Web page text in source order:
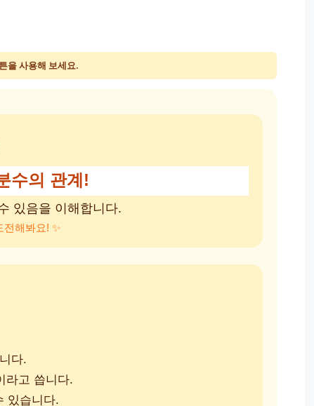
을 사용해 보세요.
수의 관계!
있음을 이해합니다.
전해봐요! ✨
다.
라고 씁니다.
있습니다.